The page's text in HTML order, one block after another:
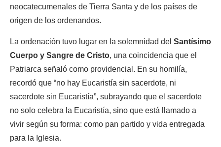
neocatecumenales de Tierra Santa y de los países de
origen de los ordenandos.
La ordenación tuvo lugar en la solemnidad delSantísimo
Cuerpo y Sangre de Cristo, una coincidencia que el
Patriarca señaló como providencial. En su homilía,
recordó que “no hay Eucaristía sin sacerdote, ni
sacerdote sin Eucaristía”, subrayando que el sacerdote
no solo celebra la Eucaristía, sino que está llamado a
vivir según su forma: como pan partido y vida entregada
para la Iglesia.